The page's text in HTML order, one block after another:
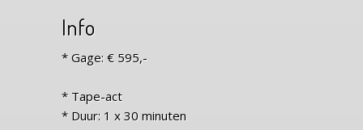
Info
* Gage: € 595,-
* Tape-act
* Duur: 1 x 30 minuten